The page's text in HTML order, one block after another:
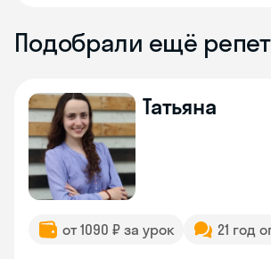
Подобрали ещё
Татьяна
от 1090 ₽ за урок 21 год